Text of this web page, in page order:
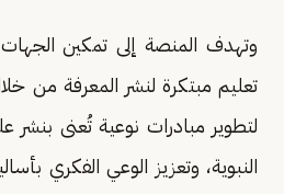
وتهدف المنصة إلى تمكين الجهات
تعليم مبتكرة لنشر المعرفة من
لتطوير مبادرات نوعية تُعنى بنشر
النبوية، وتعزيز الوعي الفكري